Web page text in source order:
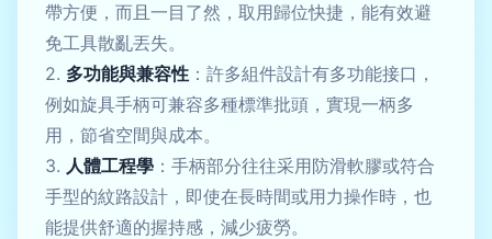
帶方便，而且一目了然，取用歸位快捷，能有效避
免工具散亂丟失。
2. 多功能與兼容性 ：許多組件設計有多功能接口，
例如旋具手柄可兼容多種標準批頭，實現一柄多
用，節省空間與成本。
3. 人體工程學 ：手柄部分往往采用防滑軟膠或符合
手型的紋路設計，即使在長時間或用力操作時，也
能提供舒適的握持感，減少疲勞。